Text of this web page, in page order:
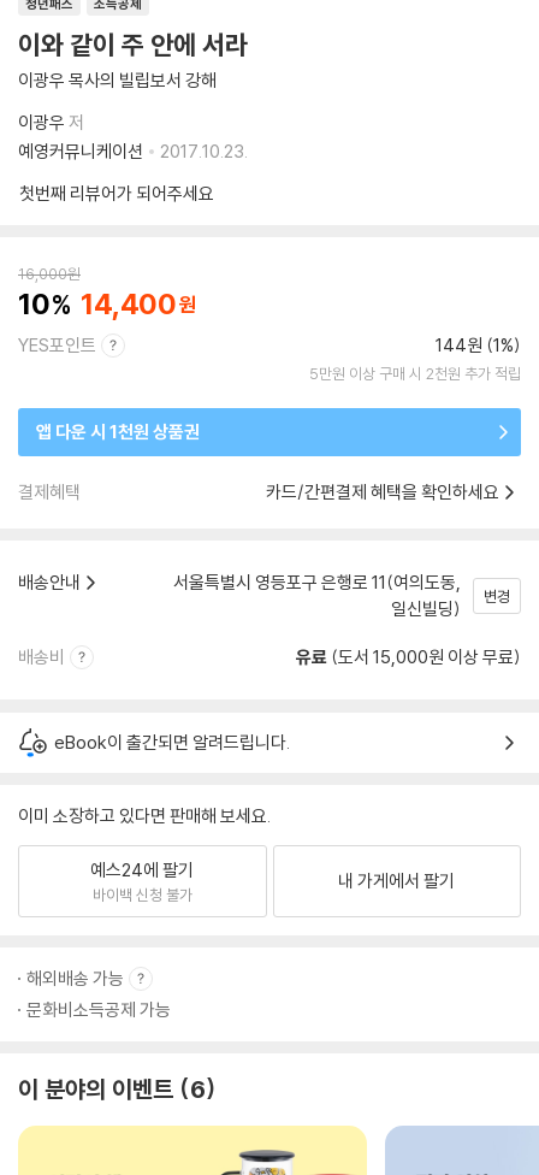
소득공제
청년패스
이와 같이 주 안에 서라
이광우 목사의 빌립보서 강해
이광우 저
예영커뮤니케이션
2017.10.23.
첫번째 리뷰어가 되어주세요
16,000원
10 14,400
YES포인트 144원 (1%)
5만원 이상 구매 시 2천원 추가 적립
앱 다운 시 1천원 상품권
결제혜택 카드/간편결제 혜택을 확인하세요
배송안내
서울특별시 영등포구 은행로 11(여의도동,
일신빌딩)
변경
배송비 유료 (도서 15,000원 이상 무료)
eBook이 출간되면 알려드립니다.
이미 소장하고 있다면 판매해 보세요.
예스24에 팔기
바이백 신청 불가
내 가게에서 팔기
해외배송 가능
문화비소득공제 가능
이 분야의 이벤트 6